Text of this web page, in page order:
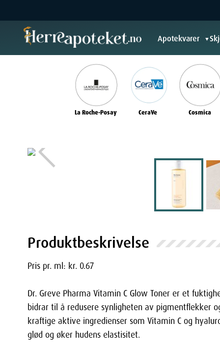
Apotekvarer ▼
La Roche-Posay CeraVe Cosmica
Produktbeskrivelse
Pris pr. ml: kr. 0.67
Dr. Greve Pharma Vitamin C Glow Toner er et
bidrar til å redusere synligheten av pigmentflekker
kraftige aktive ingredienser som Vitamin C og
glød og øker hudens elastisitet.